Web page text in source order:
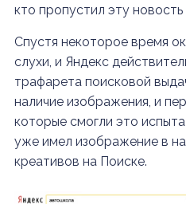
кто пропустил эту
Спустя некоторое время
слухи, и Яндекс
трафарета поисковой
наличие изображения, и
которые смогли это
уже имел изображение в
креативов на Поиске.